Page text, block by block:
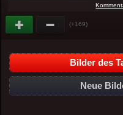
(+169)
Bilder des
Neue